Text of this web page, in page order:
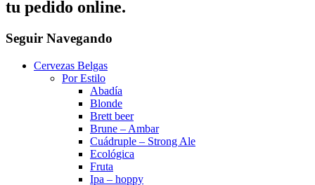
tu pedido online.
Seguir Navegando
Cervezas Belgas
Por Estilo
Abadía
Blonde
Brett beer
Brune – Ambar
Cuádruple – Strong Ale
Ecológica
Fruta
Ipa – hoppy